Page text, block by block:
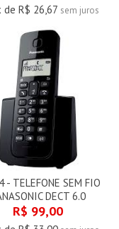
de R$ 26,67 sem juros
- TELEFONE SEM FIO
DECT 6.0
R$ 99,00